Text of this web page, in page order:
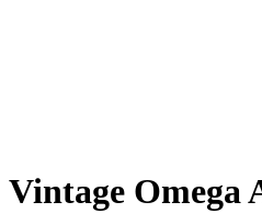
Vintage Omega